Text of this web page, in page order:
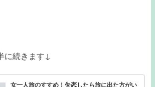
に続きます↓
女一人旅のすすめ！失恋したら旅に出た方がい